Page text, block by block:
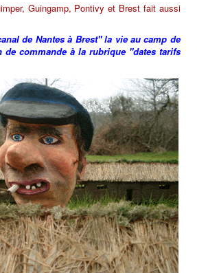
Guingamp, Pontivy et Brest fait aussi
de Nantes à Brest" la vie au camp de
de commande à la rubrique "dates tarifs